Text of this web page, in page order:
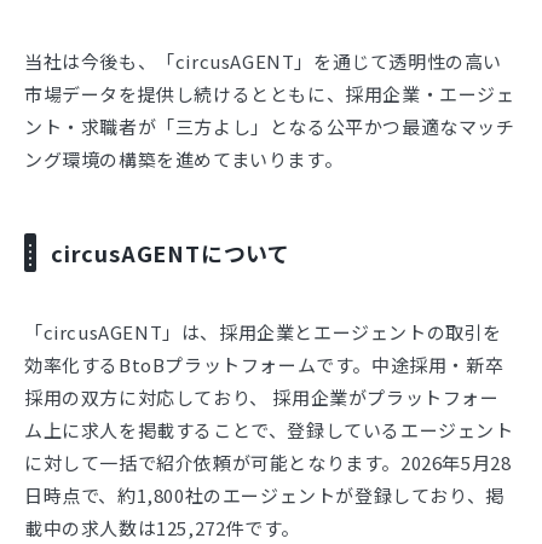
当社は今後も、「circusAGENT」を通じて透明性の高い
市場データを提供し続けるとともに、採用企業・エージェ
ント・求職者が「三方よし」となる公平かつ最適なマッチ
ング環境の構築を進めてまいります。
circusAGENTについて
「circusAGENT」は、採用企業とエージェントの取引を
効率化するBtoBプラットフォームです。中途採用・新卒
採用の双方に対応しており、 採用企業がプラットフォー
ム上に求人を掲載することで、登録しているエージェント
に対して一括で紹介依頼が可能となります。2026年5月28
日時点で、約1,800社のエージェントが登録しており、掲
載中の求人数は125,272件です。